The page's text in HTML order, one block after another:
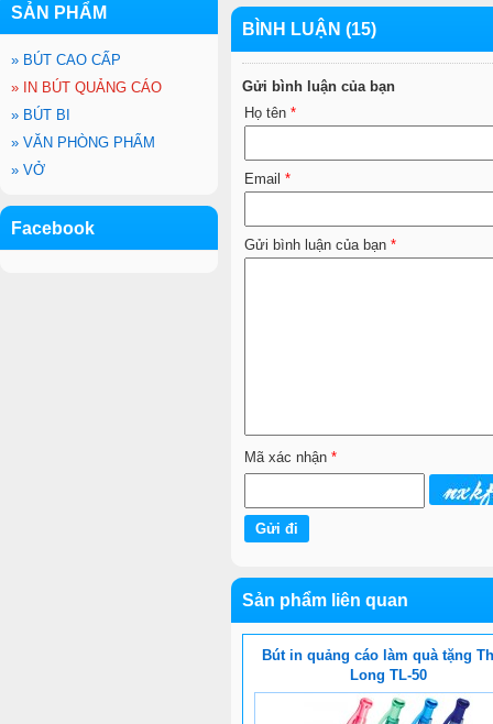
BÌNH LUẬN (15)
Gửi bình luận của bạn
Họ tên *
Email *
Gửi bình luận của bạn *
Mã xác nhận *
Sản phẩm liên quan
Bút in quảng cáo làm quà tặng
Long TL-50
SẢN PHẨM
» BÚT CAO CẤP
»
IN BÚT QUẢNG CÁO
» BÚT BI
» VĂN PHÒNG PHẨM
» VỞ
Facebook